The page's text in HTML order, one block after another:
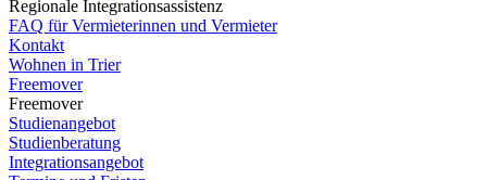
Regionale Integrationsassistenz
FAQ für Vermieterinnen und Vermieter
Kontakt
Wohnen in Trier
Freemover
Freemover
Studienangebot
Studienberatung
Integrationsangebot